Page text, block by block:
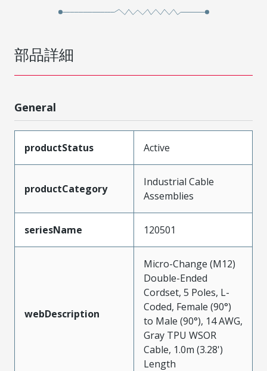
部品詳細
General
productStatus Active
productCategory
Industrial Cable
Assemblies
seriesName 120501
webDescription
Micro-Change (M12)
Double-Ended
Cordset, 5 Poles, L-
Coded, Female (90°)
to Male (90°), 14 AWG,
Gray TPU WSOR
Cable, 1.0m (3.28')
Length